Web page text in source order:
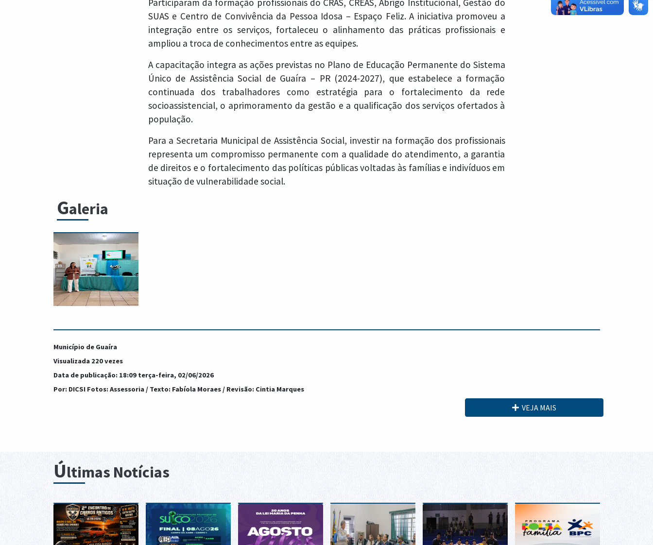
Participaram da formação profissionais do CRAS, CREAS, Abrigo Institucional, Gestão do
SUAS e Centro de Convivência da Pessoa Idosa – Espaço Feliz. A iniciativa promoveu a
integração entre os serviços, fortaleceu o alinhamento das práticas profissionais e
ampliou a troca de conhecimentos entre as equipes.
A capacitação integra as ações previstas no Plano de Educação Permanente do Sistema
Único de Assistência Social de Guaíra – PR (2024-2027), que estabelece a formação
continuada dos trabalhadores como estratégia para o fortalecimento da rede
socioassistencial, o aprimoramento da gestão e a qualificação dos serviços ofertados à
população.
Para a Secretaria Municipal de Assistência Social, investir na formação dos profissionais
representa um compromisso permanente com a qualidade do atendimento, a garantia
de direitos e o fortalecimento das políticas públicas voltadas às famílias e indivíduos em
situação de vulnerabilidade social.
Galeria
Município de Guaíra
Visualizada 220 vezes
Data de publicação: 18:09 terça-feira, 02/06/2026
Por: DICSI Fotos: Assessoria / Texto: Fabíola Moraes / Revisão: Cintia Marques
VEJA MAIS
Últimas Notícias